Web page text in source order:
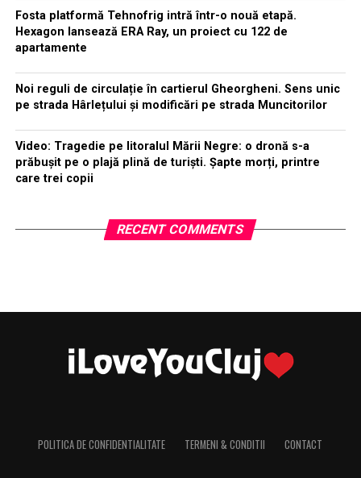
Fosta platformă Tehnofrig intră într-o nouă etapă.
Hexagon lansează ERA Ray, un proiect cu 122 de
apartamente
Noi reguli de circulație în cartierul Gheorgheni. Sens unic
pe strada Hârlețului și modificări pe strada Muncitorilor
Video: Tragedie pe litoralul Mării Negre: o dronă s-a
prăbușit pe o plajă plină de turiști. Șapte morți, printre
care trei copii
RECENT COMMENTS
POLITICA DE CONFIDENTIALITATE TERMENI & CONDITII CONTACT